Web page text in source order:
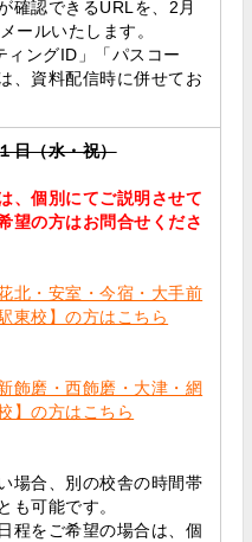
確認できるURLを、2月
ールいたします。
ィングID」「パスコー
、資料配信時に併せてお
日（水・祝）
、個別にてご説明させて
望の方はお問合せくださ
北・安室・今宿・大手前
東校】の方はこちら
飾磨・西飾磨・大津・網
】の方はこちら
場合、別の校舎の時間帯
も可能です。
程をご希望の場合は、個